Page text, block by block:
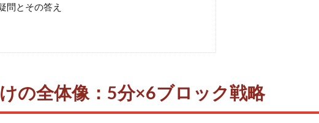
問とその答え
の全体像：5分×6ブロック戦略